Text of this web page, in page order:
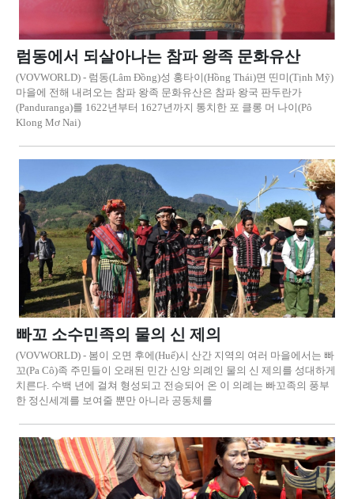
럼동에서 되살아나는 참파 왕족 문화유산
(VOVWORLD) - 럼동(Lâm Đồng)성 홍타이(Hồng Thái)면 띤미(Tịnh Mỹ)
마을에 전해 내려오는 참파 왕족 문화유산은 참파 왕국 판두란가
(Panduranga)를 1622년부터 1627년까지 통치한 포 클롱 머 나이(Pô
Klong Mơ Nai)
빠꼬 소수민족의 물의 신 제의
(VOVWORLD) - 봄이 오면 후에(Huế)시 산간 지역의 여러 마을에서는 빠
꼬(Pa Cô)족 주민들이 오래된 민간 신앙 의례인 물의 신 제의를 성대하게
치른다. 수백 년에 걸쳐 형성되고 전승되어 온 이 의례는 빠꼬족의 풍부
한 정신세계를 보여줄 뿐만 아니라 공동체를